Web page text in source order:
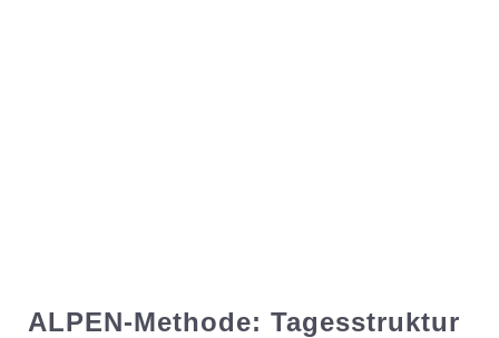
ALPEN-Methode: Tagesstruktur